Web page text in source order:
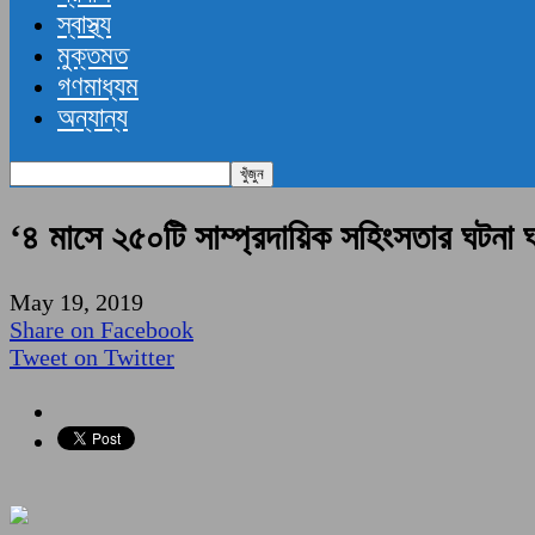
স্বাস্থ্য
মুক্তমত
গণমাধ্যম
অন্যান্য
‘৪ মাসে ২৫০টি সাম্প্রদায়িক সহিংসতার ঘটনা
May 19, 2019
Share on Facebook
Tweet on Twitter